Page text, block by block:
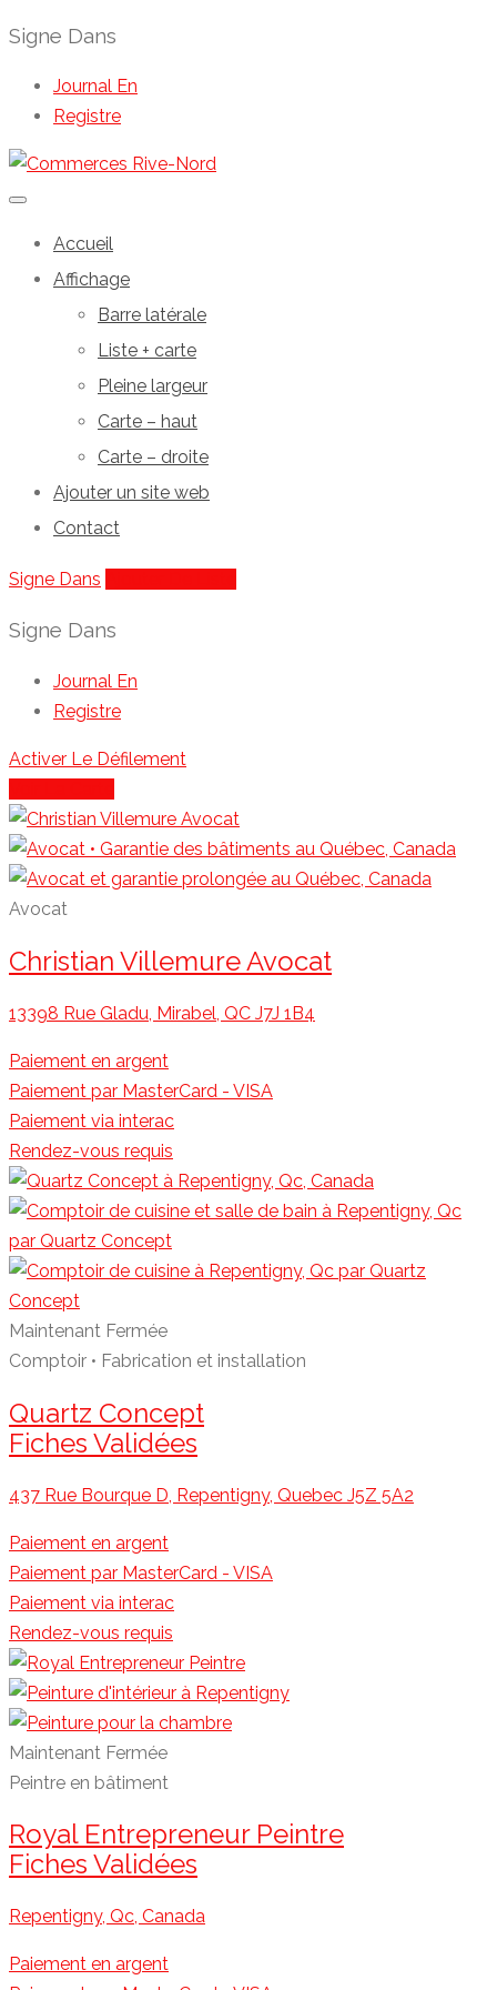
Signe Dans
Journal En
Registre
Accueil
Affichage
Barre latérale
Liste + carte
Pleine largeur
Carte – haut
Carte – droite
Ajouter un site web
Contact
Signe Dans
Signe Dans
Journal En
Registre
Activer Le Défilement
Avocat
Christian Villemure Avocat
13398 Rue Gladu, Mirabel, QC J7J 1B4
Paiement en argent
Paiement par MasterCard - VISA
Paiement via interac
Rendez-vous requis
Maintenant Fermée
Comptoir • Fabrication et installation
Quartz Concept
Fiches Validées
437 Rue Bourque D, Repentigny, Quebec J5Z 5A2
Paiement en argent
Paiement par MasterCard - VISA
Paiement via interac
Rendez-vous requis
Maintenant Fermée
Peintre en bâtiment
Royal Entrepreneur Peintre
Fiches Validées
Repentigny, Qc, Canada
Paiement en argent